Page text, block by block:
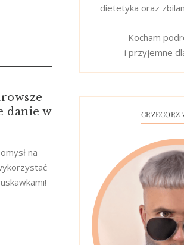
danie w
na
dietetyka oraz
Kocham
i przyjemne
GRZEGORZ